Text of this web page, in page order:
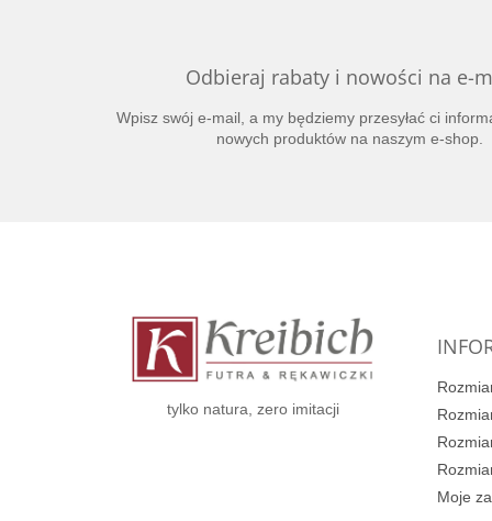
Odbieraj rabaty i nowości na e-
Wpisz swój e-mail, a my będziemy przesyłać ci
nowych produktów na naszym e-shop.
tylko natura, zero imitacji
Moje